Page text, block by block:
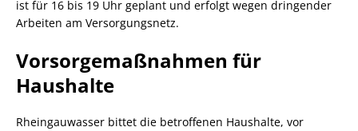
ist für 16 bis 19 Uhr geplant und erfolgt wegen dringender
Arbeiten am Versorgungsnetz.
Vorsorgemaßnahmen für
Haushalte
Rheingauwasser bittet die betroffenen Haushalte, vor